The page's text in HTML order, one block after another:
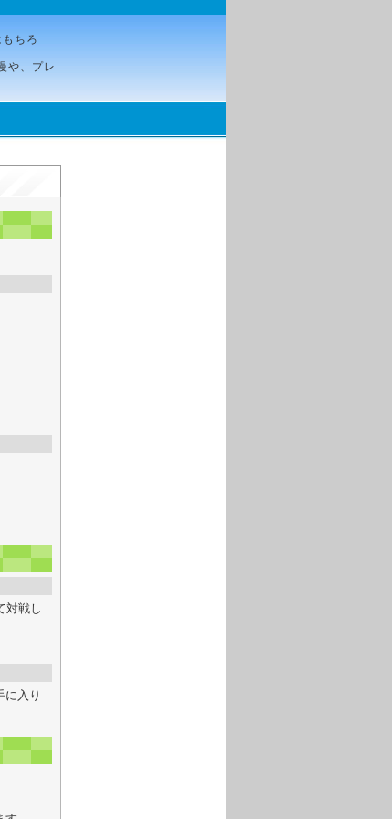
ちろ
や、プレ
対戦し
に入り